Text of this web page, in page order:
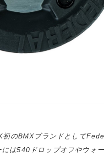
BMXブランドとして
は540ドロップオフやウ